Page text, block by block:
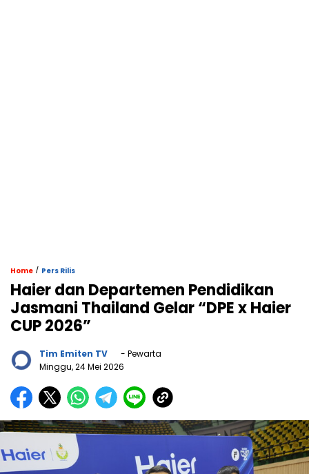
Home / Pers Rilis
Haier dan Departemen Pendidikan
Jasmani Thailand Gelar “DPE x Haier
CUP 2026”
Tim Emiten TV
- Pewarta
Minggu, 24 Mei 2026